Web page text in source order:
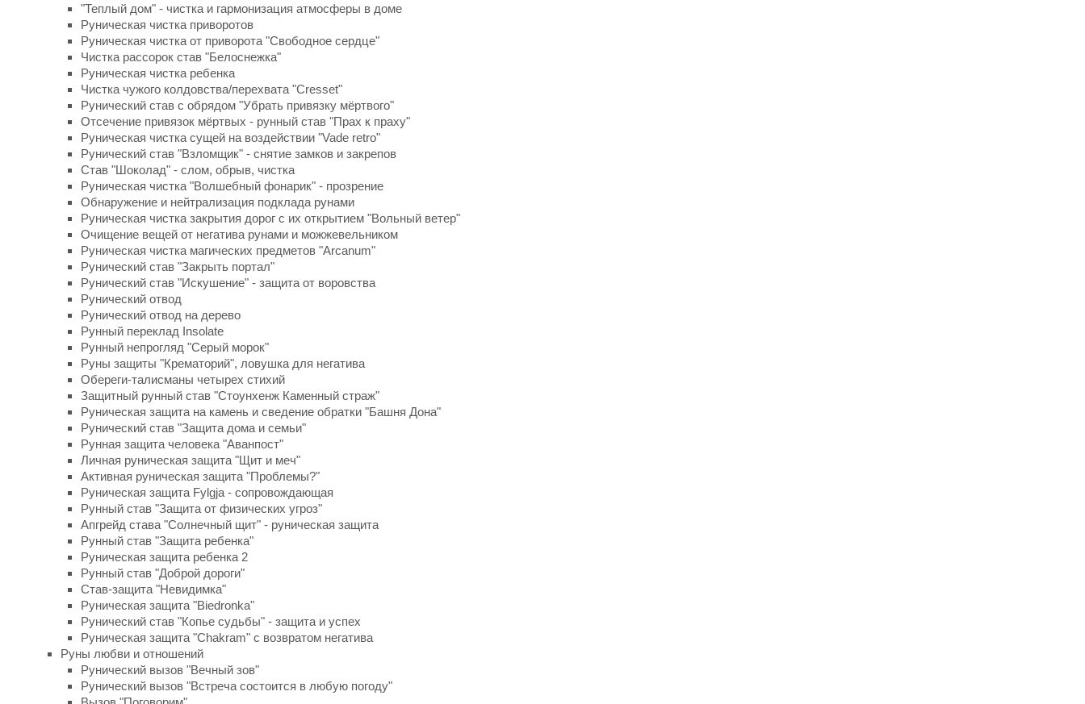
"Теплый дом" - чистка и гармонизация атмосферы в доме
Руническая чистка приворотов
Руническая чистка от приворота "Свободное сердце"
Чистка рассорок cтав "Белоснежка"
Руническая чистка ребенка
Чистка чужого колдовства/перехвата "Cresset"
Рунический став с обрядом "Убрать привязку мёртвого"
Отсечение привязок мёртвых - рунный став "Прах к праху"
Руническая чистка сущей на воздействии "Vade retro"
Рунический став "Взломщик" - снятие замков и закрепов
Став "Шоколад" - слом, обрыв, чистка
Руническая чистка "Волшебный фонарик" - прозрение
Обнаружение и нейтрализация подклада рунами
Руническая чистка закрытия дорог с их открытием "Вольный ветер"
Очищение вещей от негатива рунами и можжевельником
Руническая чистка магических предметов "Arcanum"
Рунический став "Закрыть портал"
Рунический став "Искушение" - защита от воровства
Рунический отвод
Рунический отвод на дерево
Рунный переклад Insolate
Рунный непрогляд "Серый морок"
Руны защиты "Крематорий", ловушка для негатива
Обереги-талисманы четырех стихий
Защитный рунный став "Стоунхенж Каменный страж"
Руническая защита на камень и сведение обратки "Башня Дона"
Рунический став "Защита дома и семьи"
Рунная защита человека "Аванпост"
Личная руническая защита "Щит и меч"
Активная руническая защита "Проблемы?"
Руническая защита Fylgja - сопровождающая
Рунный став "Защита от физических угроз"
Апгрейд става "Солнечный щит" - руническая защита
Рунный став "Защита ребенка"
Руническая защита ребенка 2
Рунный став "Доброй дороги"
Став-защита "Невидимка"
Руническая защита "Biedronka"
Рунический став "Копье судьбы" - защита и успех
Руническая защита "Chakram" с возвратом негатива
Руны любви и отношений
Рунический вызов "Вечный зов"
Рунический вызов "Встреча состоится в любую погоду"